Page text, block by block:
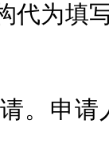
代为填
请。申